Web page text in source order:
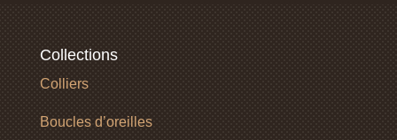
Collections
Colliers
Boucles d’oreilles